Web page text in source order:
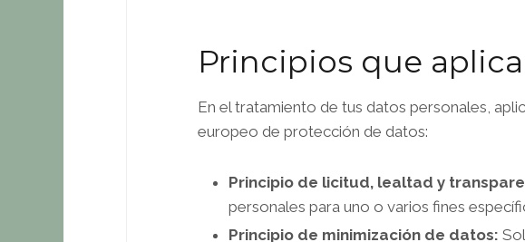
Principios que
En el tratamiento de tus datos personales,
europeo de protección de datos:
Principio de licitud, lealtad y
personales para uno o varios fines
Principio de minimización de datos: